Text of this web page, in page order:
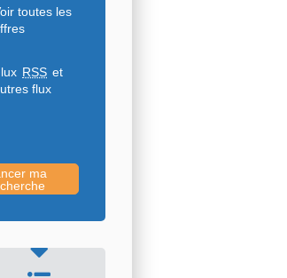
toutes les
RSS et
flux